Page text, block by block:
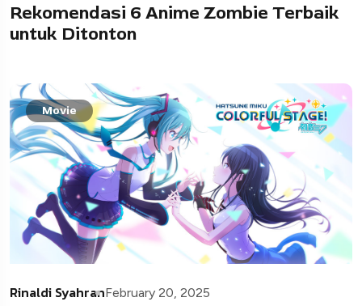
Rekomendasi 6 Anime Zombie Terbaik
untuk Ditonton
Movie
Rinaldi SyahranFebruary 20, 2025